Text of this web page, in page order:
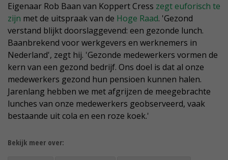
Eigenaar Rob Baan van Koppert Cress zegt euforisch te
zijn met de uitspraak van de Hoge Raad. 'Gezond
verstand blijkt doorslaggevend: een gezonde lunch.
Baanbrekend voor werkgevers en werknemers in
Nederland', zegt hij. 'Gezonde medewerkers vormen de
kern van een gezond bedrijf. Ons doel is dat al onze
medewerkers gezond hun pensioen kunnen halen.
Jarenlang hebben we met afgrijzen de meegebrachte
lunches van onze medewerkers geobserveerd, vaak
bestaande uit cola en een roze koek.'
Bekijk meer over: